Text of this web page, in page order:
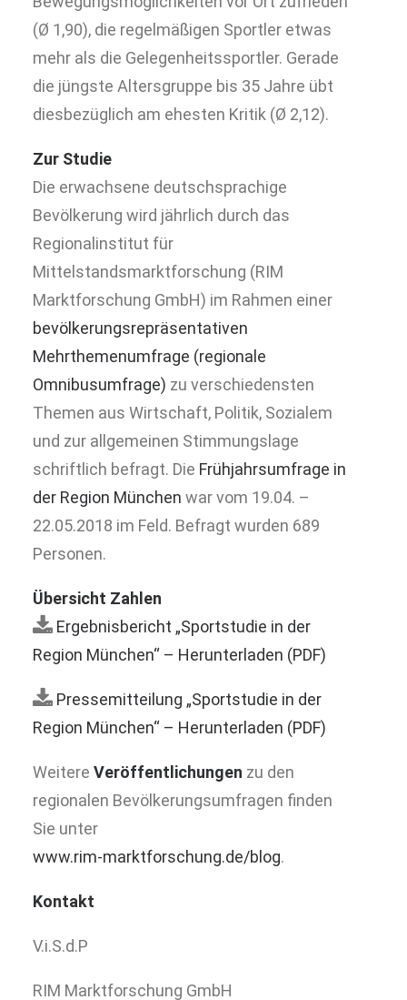
(Ø 1,90), die regelmäßigen Sportler etwas
mehr als die Gelegenheitssportler. Gerade
die jüngste Altersgruppe bis 35 Jahre übt
diesbezüglich am ehesten Kritik (Ø 2,12).
Zur Studie
Die erwachsene deutschsprachige
Bevölkerung wird jährlich durch das
Regionalinstitut für
Mittelstandsmarktforschung (RIM
Marktforschung GmbH) im Rahmen einer
bevölkerungsrepräsentativen
Mehrthemenumfrage (regionale
Omnibusumfrage) zu verschiedensten
Themen aus Wirtschaft, Politik, Sozialem
und zur allgemeinen Stimmungslage
schriftlich befragt. Die Frühjahrsumfrage in
der Region München war vom 19.04. –
22.05.2018 im Feld. Befragt wurden 689
Personen.
Übersicht Zahlen
Ergebnisbericht „Sportstudie in der
Region München“ – Herunterladen (PDF)
Pressemitteilung „Sportstudie in der
Region München“ – Herunterladen (PDF)
Weitere Veröffentlichungen zu den
regionalen Bevölkerungsumfragen finden
Sie unter
www.rim-marktforschung.de/blog.
Kontakt
V.i.S.d.P
RIM Marktforschung GmbH